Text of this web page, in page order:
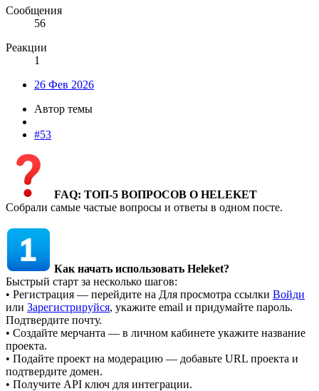
Сообщения
56
Реакции
1
26 Фев 2026
Автор темы
#53
FAQ: ТОП-5 ВОПРОСОВ О HELEKET
Собрали самые частые вопросы и ответы в одном посте.
Как начать использовать Heleket?
Быстрый старт за несколько шагов:
• Регистрация — перейдите на Для просмотра ссылки Войди
или Зарегистрируйся, укажите email и придумайте пароль.
Подтвердите почту.
• Создайте мерчанта — в личном кабинете укажите название
проекта.
• Подайте проект на модерацию — добавьте URL проекта и
подтвердите домен.
• Получите API ключ для интеграции.